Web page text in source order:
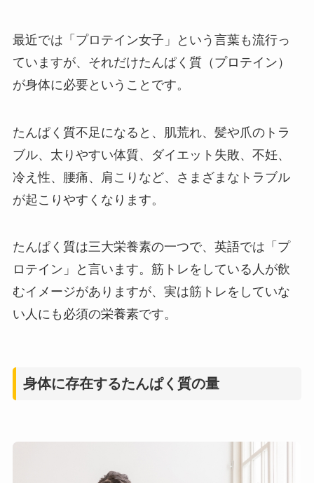
最近では「プロテイン女子」という言葉も流行っ
ていますが、それだけたんぱく質（プロテイン）
が身体に必要ということです。
たんぱく質不足になると、肌荒れ、髪や爪のトラ
ブル、太りやすい体質、ダイエット失敗、不妊、
冷え性、腰痛、肩こりなど、さまざまなトラブル
が起こりやすくなります。
たんぱく質は三大栄養素の一つで、英語では「プ
ロテイン」と言います。筋トレをしている人が飲
むイメージがありますが、実は筋トレをしていな
い人にも必須の栄養素です。
身体に存在するたんぱく質の量